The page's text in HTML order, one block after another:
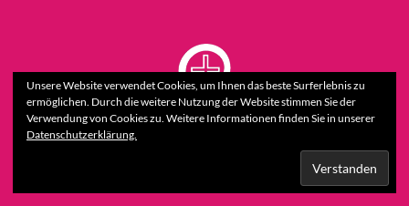
Unsere Website verwendet Cookies, um Ihnen das beste Surferlebnis zu
ermöglichen. Durch die weitere Nutzung der Website stimmen Sie der
Verwendung von Cookies zu. Weitere Informationen finden Sie in unserer
Datenschutzerklärung.